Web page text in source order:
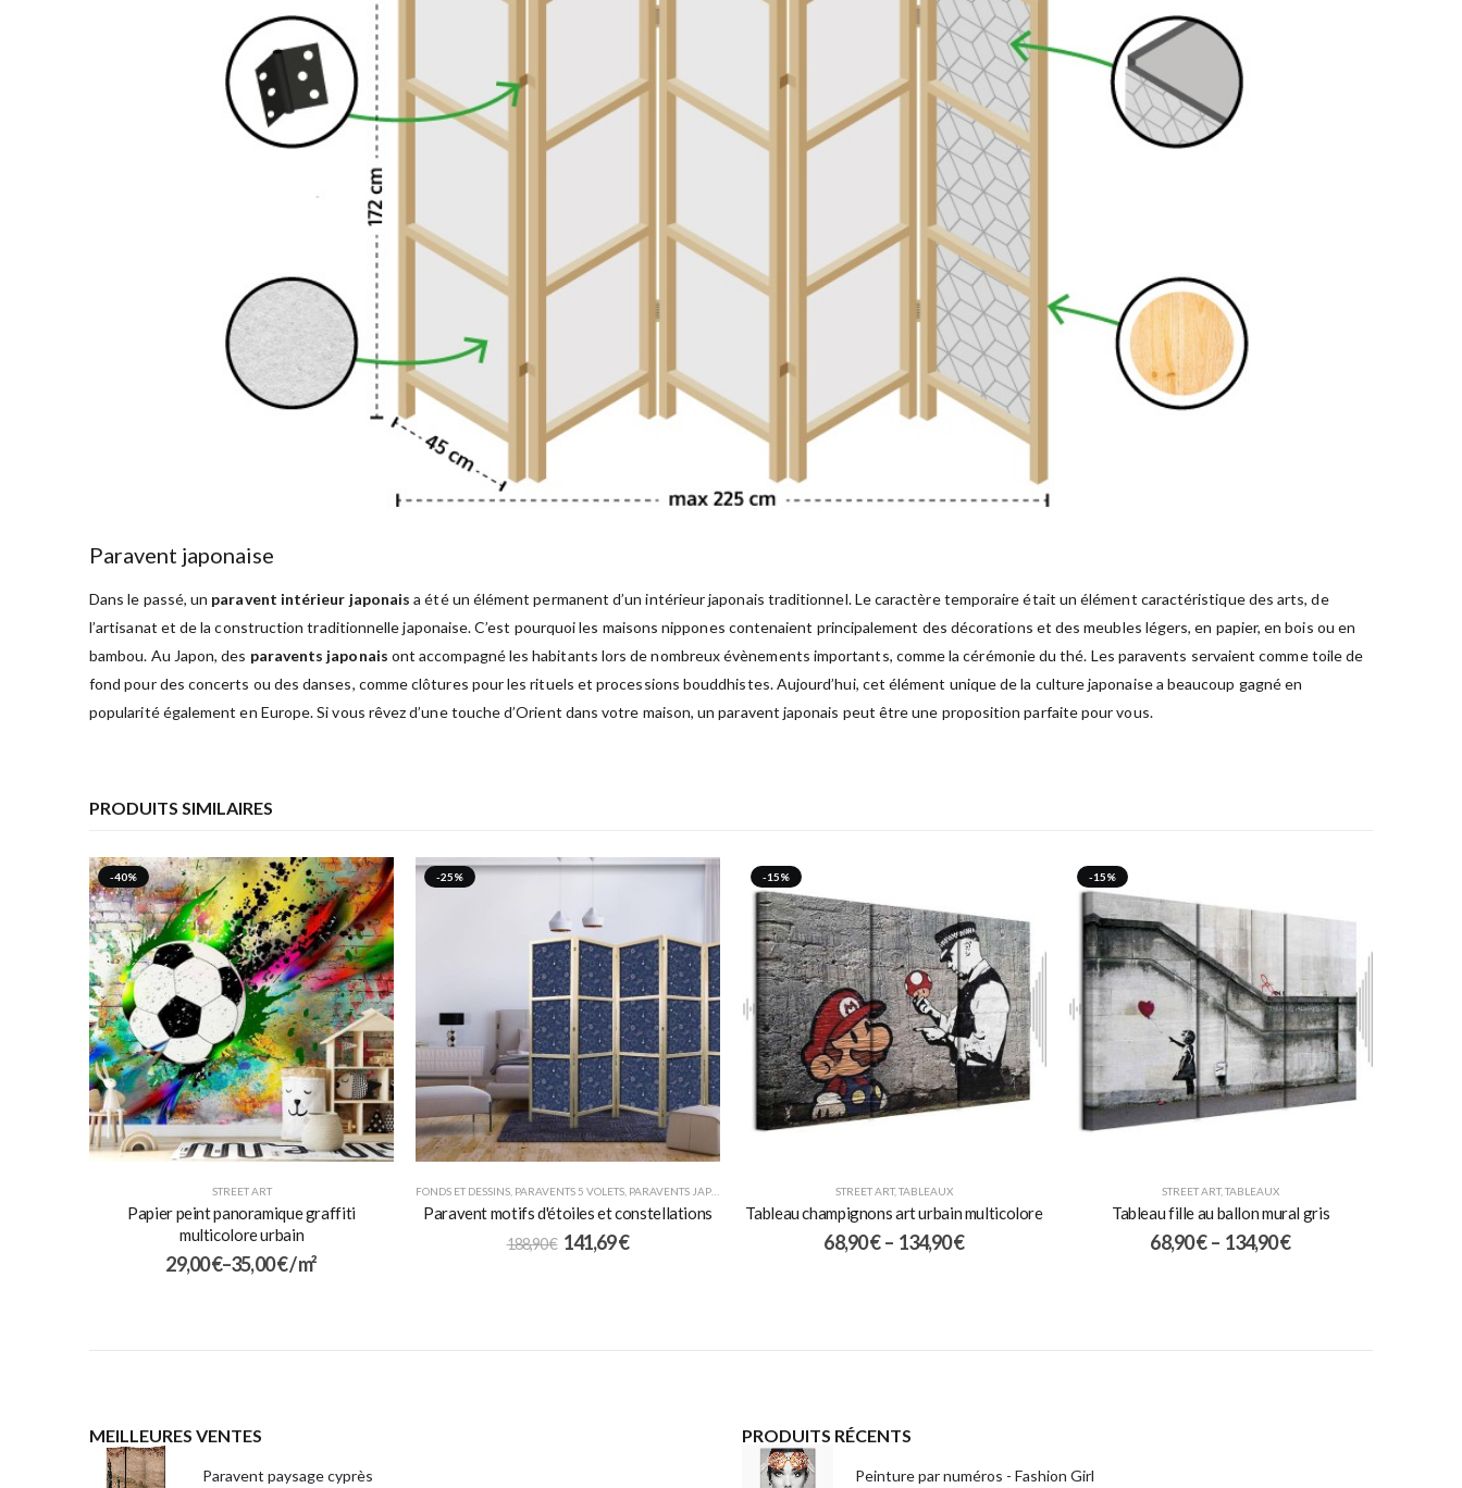
Paravent japonaise
Dans le passé, un paravent intérieur japonais a été un élément permanent d’un intérieur japonais traditionnel. Le caractère temporaire était un élément caractéristique des arts, de
l’artisanat et de la construction traditionnelle japonaise. C’est pourquoi les maisons nippones contenaient principalement des décorations et des meubles légers, en papier, en bois ou en
bambou. Au Japon, des paravents japonais ont accompagné les habitants lors de nombreux évènements importants, comme la cérémonie du thé. Les paravents servaient comme toile de
fond pour des concerts ou des danses, comme clôtures pour les rituels et processions bouddhistes. Aujourd’hui, cet élément unique de la culture japonaise a beaucoup gagné en
popularité également en Europe. Si vous rêvez d’une touche d’Orient dans votre maison, un paravent japonais peut être une proposition parfaite pour vous.
PRODUITS SIMILAIRES
-40%
STREET ART
Papier peint panoramique graffiti
multicolore urbain
29,00€–35,00€/ m²
-25%
FONDS ET DESSINS PARAVENTS 5 VOLETS PARAVENTS JAPONAIS
Paravent motifs d'étoiles et constellations
188,90€ 141,69€
-15%
STREET ART, TABLEAUX
Tableau champignons art urbain multicolore
68,90€ – 134,90€
-15%
STREET ART, TABLEAUX
Tableau fille au ballon mural gris
68,90€ – 134,90€
MEILLEURES VENTES
Paravent paysage cyprès
PRODUITS RÉCENTS
Peinture par numéros - Fashion Girl